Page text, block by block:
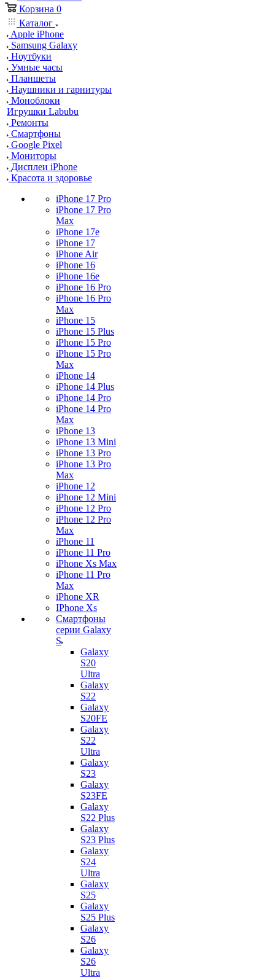
Корзина 0
Каталог
Apple iPhone
Samsung Galaxy
Ноутбуки
Умные часы
Планшеты
Наушники и гарнитуры
Моноблоки
Игрушки Labubu
Ремонты
Смартфоны
Google Pixel
Мониторы
Дисплеи iPhone
Красота и здоровье
iPhone 17 Pro
iPhone 17 Pro
Max
iPhone 17e
iPhone 17
iPhone Air
iPhone 16
iPhone 16e
iPhone 16 Pro
iPhone 16 Pro
Max
iPhone 15
iPhone 15 Plus
iPhone 15 Pro
iPhone 15 Pro
Max
iPhone 14
iPhone 14 Plus
iPhone 14 Pro
iPhone 14 Pro
Max
iPhone 13
iPhone 13 Mini
iPhone 13 Pro
iPhone 13 Pro
Max
iPhone 12
iPhone 12 Mini
iPhone 12 Pro
iPhone 12 Pro
Max
iPhone 11
iPhone 11 Pro
iPhone Xs Max
iPhone 11 Pro
Max
iPhone XR
IPhone Xs
Смартфоны
серии Galaxy
S
Galaxy
S20
Ultra
Galaxy
S22
Galaxy
S20FE
Galaxy
S22
Ultra
Galaxy
S23
Galaxy
S23FE
Galaxy
S22 Plus
Galaxy
S23 Plus
Galaxy
S24
Ultra
Galaxy
S25
Galaxy
S25 Plus
Galaxy
S26
Galaxy
S26
Ultra